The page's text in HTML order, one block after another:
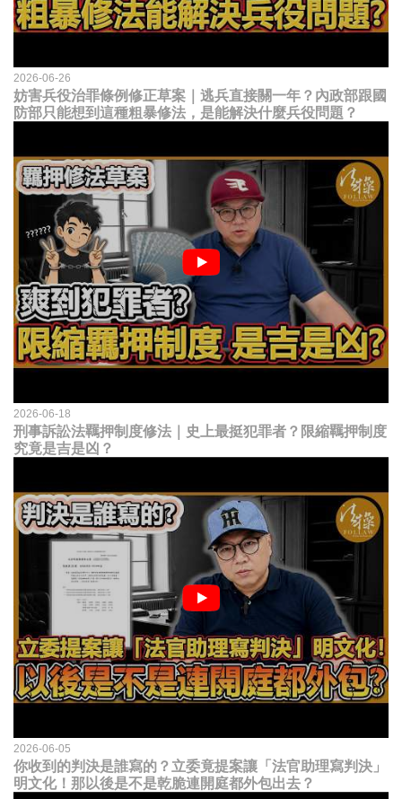
2026-06-26
妨害兵役治罪條例修正草案｜逃兵直接關一年？內政部跟國
防部只能想到這種粗暴修法，是能解決什麼兵役問題？
2026-06-18
刑事訴訟法羈押制度修法｜史上最挺犯罪者？限縮羈押制度
究竟是吉是凶？
2026-06-05
你收到的判決是誰寫的？立委竟提案讓「法官助理寫判決」
明文化！那以後是不是乾脆連開庭都外包出去？